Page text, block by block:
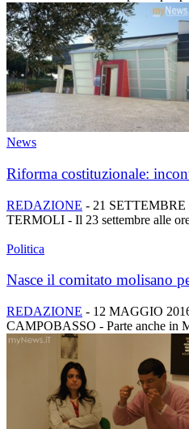
News
Riforma costituzionale:
REDAZIONE - 21 SETTEMBRE
TERMOLI - Il 23 settembre alle
Politica
Nasce il comitato molisano
REDAZIONE - 12 MAGGIO
CAMPOBASSO - Parte anche in